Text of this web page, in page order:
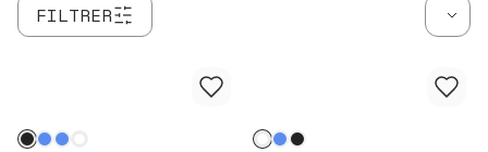
FILTRER